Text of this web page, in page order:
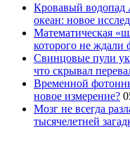
Кровавый водопад
океан: новое
Математическая
которого не ждали
Свинцовые пули
что скрывал
Временной
новое измерение?
Мозг не всегда
тысячелетней